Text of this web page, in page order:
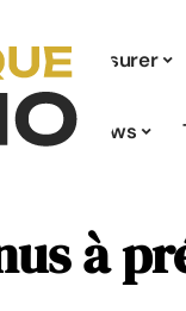
Assurer
News
à